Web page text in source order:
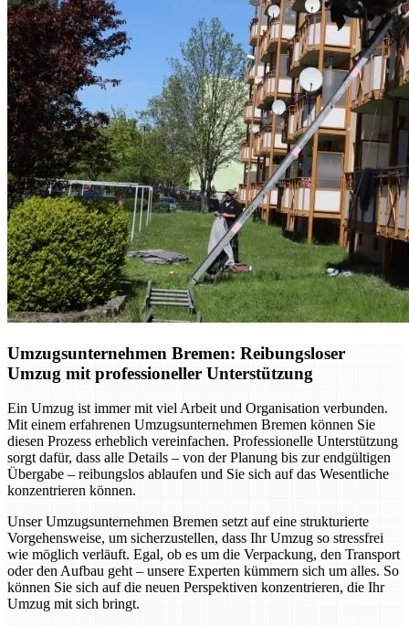
Umzugsunternehmen Bremen: Reibungsloser
Umzug mit professioneller Unterstützung
Ein Umzug ist immer mit viel Arbeit und Organisation verbunden.
Mit einem erfahrenen Umzugsunternehmen Bremen können Sie
diesen Prozess erheblich vereinfachen. Professionelle Unterstützung
sorgt dafür, dass alle Details – von der Planung bis zur endgültigen
Übergabe – reibungslos ablaufen und Sie sich auf das Wesentliche
konzentrieren können.
Unser Umzugsunternehmen Bremen setzt auf eine strukturierte
Vorgehensweise, um sicherzustellen, dass Ihr Umzug so stressfrei
wie möglich verläuft. Egal, ob es um die Verpackung, den Transport
oder den Aufbau geht – unsere Experten kümmern sich um alles. So
können Sie sich auf die neuen Perspektiven konzentrieren, die Ihr
Umzug mit sich bringt.